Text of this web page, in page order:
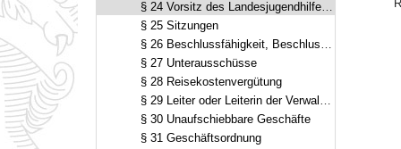
§ 24 Vorsitz des Landesjugendhilfeausschusses
§ 25 Sitzungen
§ 26 Beschlussfähigkeit, Beschlussfassung, Wahlen
§ 27 Unterausschüsse
§ 28 Reisekostenvergütung
§ 29 Leiter oder Leiterin der Verwaltung
§ 30 Unaufschiebbare Geschäfte
§ 31 Geschäftsordnung